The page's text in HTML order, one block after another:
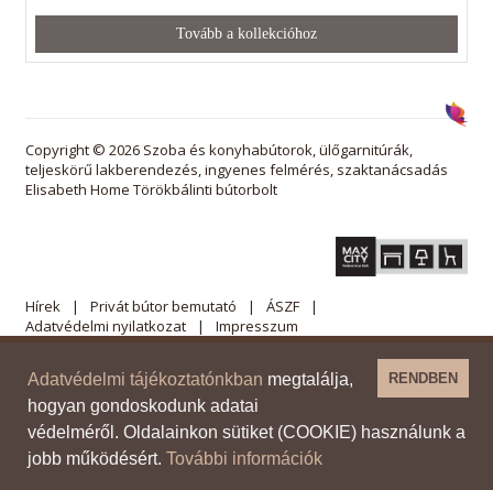
Tovább a kollekcióhoz
Copyright © 2026 Szoba és konyhabútorok, ülőgarnitúrák,
teljeskörű lakberendezés, ingyenes felmérés, szaktanácsadás
Elisabeth Home Törökbálinti bútorbolt
Hírek Privát bútor bemutató
ÁSZF
Adatvédelmi nyilatkozat
Impresszum
RENDBEN
Adatvédelmi tájékoztatónkban megtalálja,
hogyan gondoskodunk adatai
védelméről. Oldalainkon sütiket (COOKIE) használunk a
jobb működésért. További információk